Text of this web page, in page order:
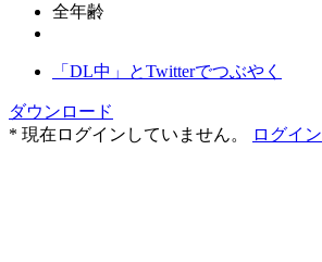
全年齢
「DL中」とTwitterでつぶやく
ダウンロード
* 現在ログインしていません。
ログイン